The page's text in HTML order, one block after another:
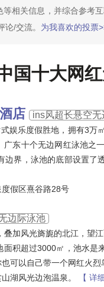
相关信息，并综合参考
/交流。 为我喜欢的投票
国十大网
店 ins风超长悬空
娱乐度假胜地，拥有3
东十个无边网红泳池之
界，泳池的底部设置
假区熹谷路28号
边际泳池
加风光旖旎的北江，望
积超过3000㎡，池水是
可以自己带一个网红火
湖风光边泡温泉。
【 详